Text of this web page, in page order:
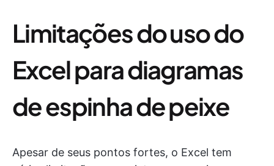
Limitações do uso do
Excel para diagramas
de espinha de peixe
Apesar de seus pontos fortes, o Excel tem